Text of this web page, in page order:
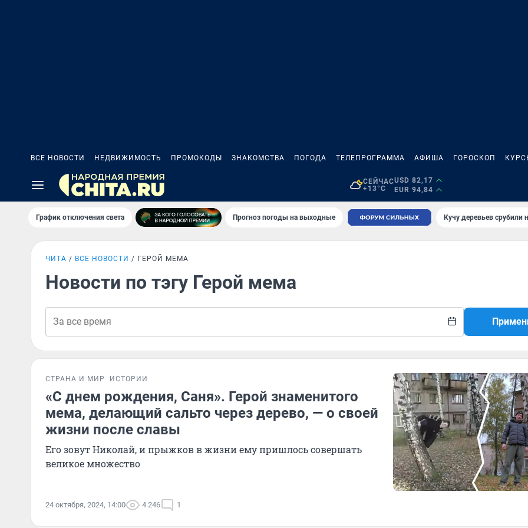
ВСЕ НОВОСТИ НЕДВИЖИМОСТЬ ПРОМОКОДЫ ЗНАКОМСТВА ПОГОДА ТЕЛЕПРОГРАММА АФИША ГОРОСКОП
СЕЙЧАС
+13°C
USD 82,17
EUR 94,84
График отключения света Прогноз погоды на выходные Кучу деревьев срубили
ЧИТА ВСЕ НОВОСТИ ГЕРОЙ МЕМА
Новости по тэгу Герой мема
СТРАНА И МИР ИСТОРИИ
«С днем рождения, Саня». Герой знаменитого
мема, делающий сальто через дерево, — о своей
жизни после славы
Его зовут Николай, и прыжков в жизни ему пришлось совершать
великое множество
24 октября, 2024, 14:00 4 246 1